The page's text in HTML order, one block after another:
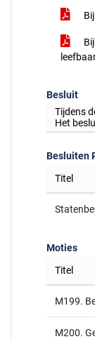
Besluit
Tijdens
Het
Besluiten
Titel
Moties
Titel
M199.
M200.